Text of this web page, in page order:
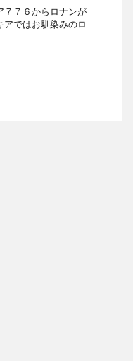
７７６からロナンが
アではお馴染みのロ